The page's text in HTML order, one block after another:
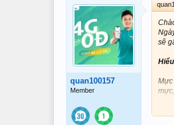
quan100157
Member
sẽ
Mực